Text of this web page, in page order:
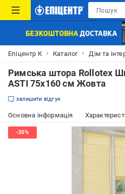
Епіцентр К Каталог Дім та
Римська штора Rollotex
ASTI 75x160 см Жовта
залишити відгук
Основна інформація